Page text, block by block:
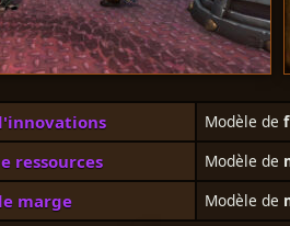
Modèle de
ressources Modèle de
marge Modèle de